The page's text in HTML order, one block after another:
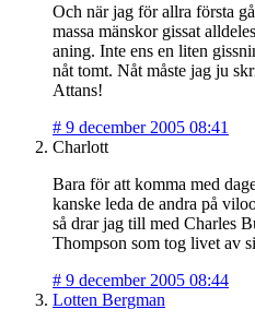
Och när jag för allra första
massa mänskor gissat
aning. Inte ens en liten
nåt tomt. Nåt måste jag ju
Attans!
# 9 december 2005 08:41
Charlott
Bara för att komma med
kanske leda de andra på
så drar jag till med Charles
Thompson som tog livet av
# 9 december 2005 08:44
Lotten Bergman